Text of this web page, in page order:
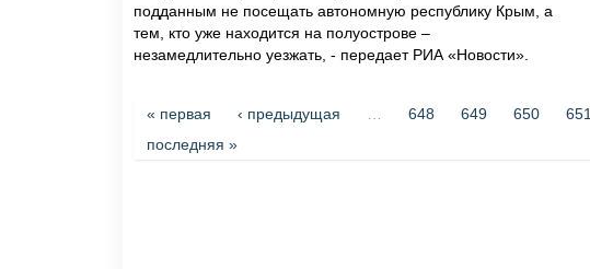
подданным не посещать автономную республику Крым, а
тем, кто уже находится на полуострове –
незамедлительно уезжать, - передает РИА «Новости».
Страницы
« первая ‹ предыдущая 648 649 650 651
последняя »